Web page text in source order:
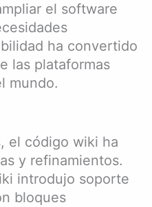
el software
ha convertido
las plataformas
mundo.
el código wiki ha
y refinamientos.
introdujo soporte
bloques